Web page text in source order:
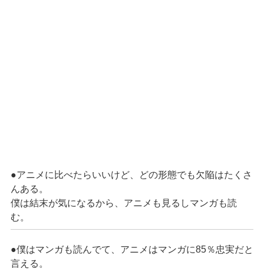
●アニメに比べたらいいけど、どの形態でも欠陥はたくさ
んある。
僕は結末が気になるから、アニメも見るしマンガも読
む。
●僕はマンガも読んでて、アニメはマンガに85％忠実だと
言える。